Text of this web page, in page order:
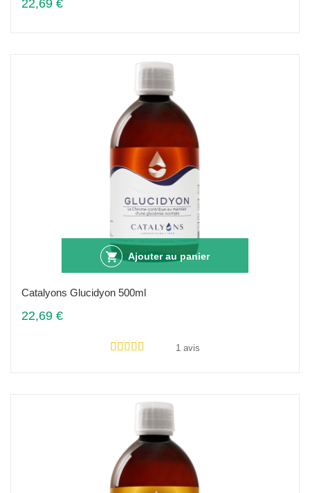
22,69 €
Ajouter au panier
Catalyons Glucidyon 500ml
22,69 €
1 avis